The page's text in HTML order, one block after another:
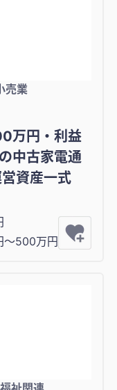
売業
万円・利益
中古家電通
資産一式
〜500万円